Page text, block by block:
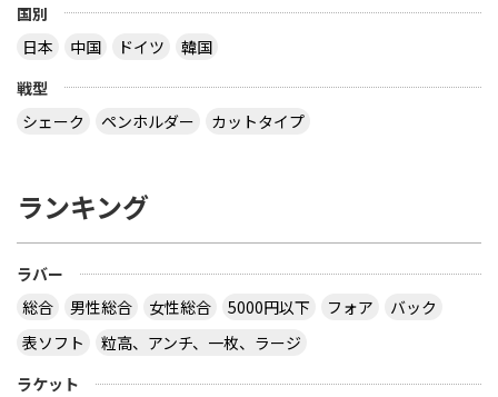
国別
日本
中国 ドイツ
韓国
戦型
シェーク
ペンホルダー カットタイプ
ランキング
ラバー
総合
男性総合 女性総合 5000円以下 フォア
バック
表ソフト
粒高、アンチ、一枚、ラージ
ラケット